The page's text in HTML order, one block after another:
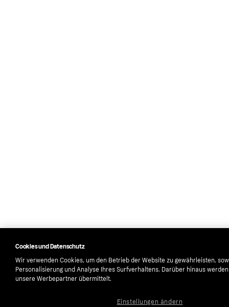
Cookies und Datenschutz
Wir verwenden Cookies, um den Betrieb der Website zu gewährleisten,
Personalisierung und Analyse Ihres Surfverhaltens. Darüber hinaus
unsere Werbepartner übermittelt.
Einstellungen ändern